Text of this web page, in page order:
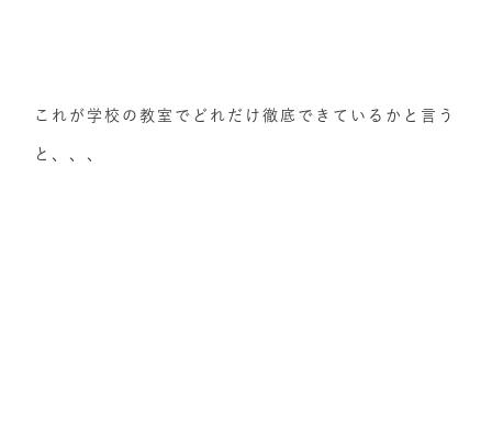
これが学校の教室でどれだけ徹底できているかと言う
と、、、